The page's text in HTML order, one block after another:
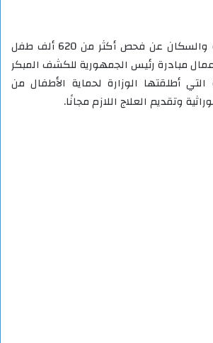
كشفت وزارة الصحة والسكان عن فحص أكثر من 620 ألف طفل
مبادرة رئيس الجمهورية للكشف المبكر
التي أطلقتها الوزارة لحماية الأطفال من
وتقديم العلاج اللازم مجانًا.